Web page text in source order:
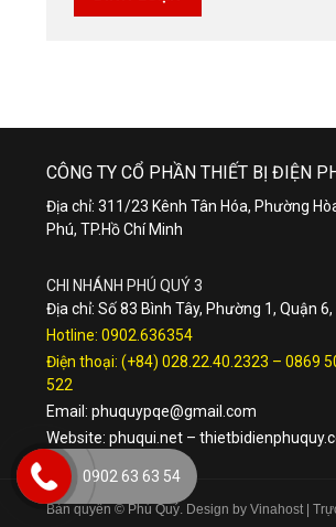
CÔNG TY CỔ PHẦN THIẾT BỊ ĐIỆN
Địa chỉ: 311/23 Kênh Tân Hóa, Phường
Phú, TP.Hồ Chí Minh
CHI NHÁNH PHÚ QUÝ 3
Địa chỉ: Số 83 Bình Tây, Phường 1, Quận 6,
Hotline: 0902.636354
Điện thoại: (+84) 028.22.40.2323 – 0869
522
Email: phuquypqe@gmail.com
Website: phuqui.net –
Bản quyền © Phú Quý. Design by Vinahost |
0902 63 63 54